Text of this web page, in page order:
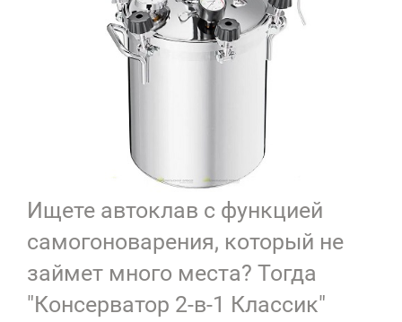
Ищете автоклав с функцией
самогоноварения, который не
займет много места? Тогда
"Консерватор 2-в-1 Классик"